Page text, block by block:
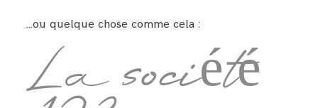
…ou quelque chose comme cela :
La société